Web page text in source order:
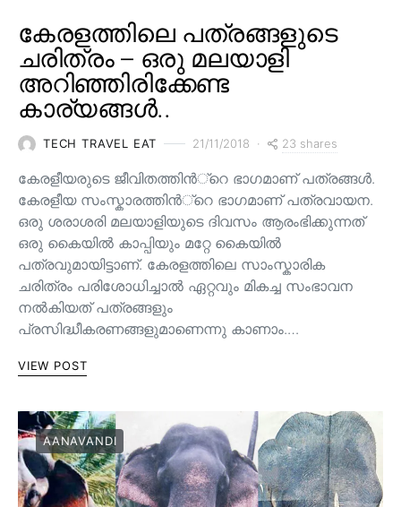
കേരളത്തിലെ പത്രങ്ങളുടെ
ചരിത്രം – ഒരു മലയാളി
അറിഞ്ഞിരിക്കേണ്ട
കാര്യങ്ങൾ..
TECH TRAVEL EAT 21/11/2018 23 shares
കേരളീയരുടെ ജീവിതത്തിന്‍്റെ ഭാഗമാണ് പത്രങ്ങള്‍.
കേരളീയ സംസ്കാരത്തിന്‍്റെ ഭാഗമാണ് പത്രവായന.
ഒരു ശരാശരി മലയാളിയുടെ ദിവസം ആരംഭിക്കുന്നത്
ഒരു കൈയില്‍ കാപ്പിയും മറ്റേ കൈയില്‍
പത്രവുമായിട്ടാണ്. കേരളത്തിലെ സാംസ്കാരിക
ചരിത്രം പരിശോധിച്ചാല്‍ ഏറ്റവും മികച്ച സംഭാവന
നല്‍കിയത് പത്രങ്ങളും
പ്രസിദ്ധീകരണങ്ങളുമാണെന്നു കാണാം.…
VIEW POST
AANAVANDI